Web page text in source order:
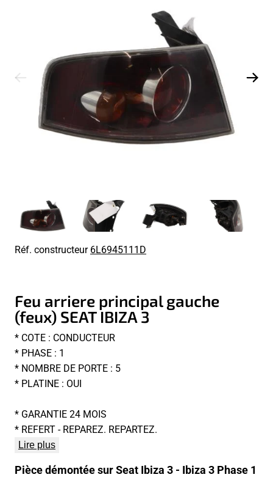
Réf. constructeur6L6945111D
Feu arriere principal gauche
(feux) SEAT IBIZA 3
* COTE : CONDUCTEUR
* PHASE : 1
* NOMBRE DE PORTE : 5
* PLATINE : OUI
* GARANTIE 24 MOIS
* REFERT - REPAREZ. REPARTEZ.
Lire plus
Pièce démontée sur Seat Ibiza 3 - Ibiza 3 Phase 1